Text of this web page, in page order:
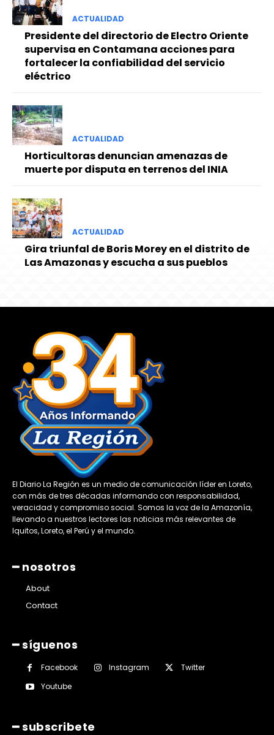
ACTUALIDAD
Presidente del directorio de Electro Oriente
supervisa en Contamana acciones para
fortalecer la confiabilidad del servicio
eléctrico
ACTUALIDAD
Horticultoras denuncian amenazas de
muerte por disputa en terrenos del INIA
ACTUALIDAD
Gira triunfal de Boris Morey en el distrito de
Las Amazonas y escucha a sus pueblos
El Diario La Región es un medio de comunicación líder en Loreto,
con más de tres décadas informando con responsabilidad,
veracidad y compromiso social. Somos la voz de la Amazonía,
llevando a nuestros lectores las noticias más relevantes de
Iquitos, Loreto, el Perú y el mundo.
━ nosotros
About
Contact
━ síguenos
Facebook Instagram
Twitter
Youtube
━ subscribete